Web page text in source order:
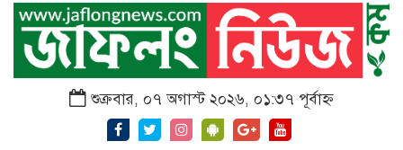
শুক্রবার, ০৭ অগাস্ট ২০২৬, ০১:৩৭ পূর্বাহ্ন